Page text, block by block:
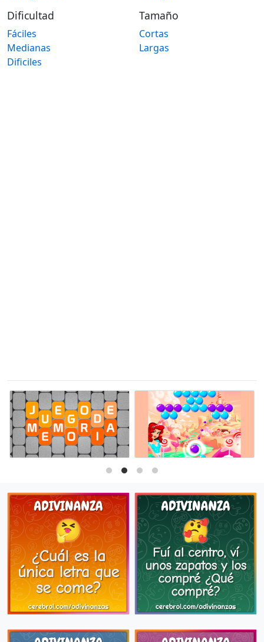
Dificultad
Fáciles
Medianas
Dificiles
Tamaño
Cortas
Largas